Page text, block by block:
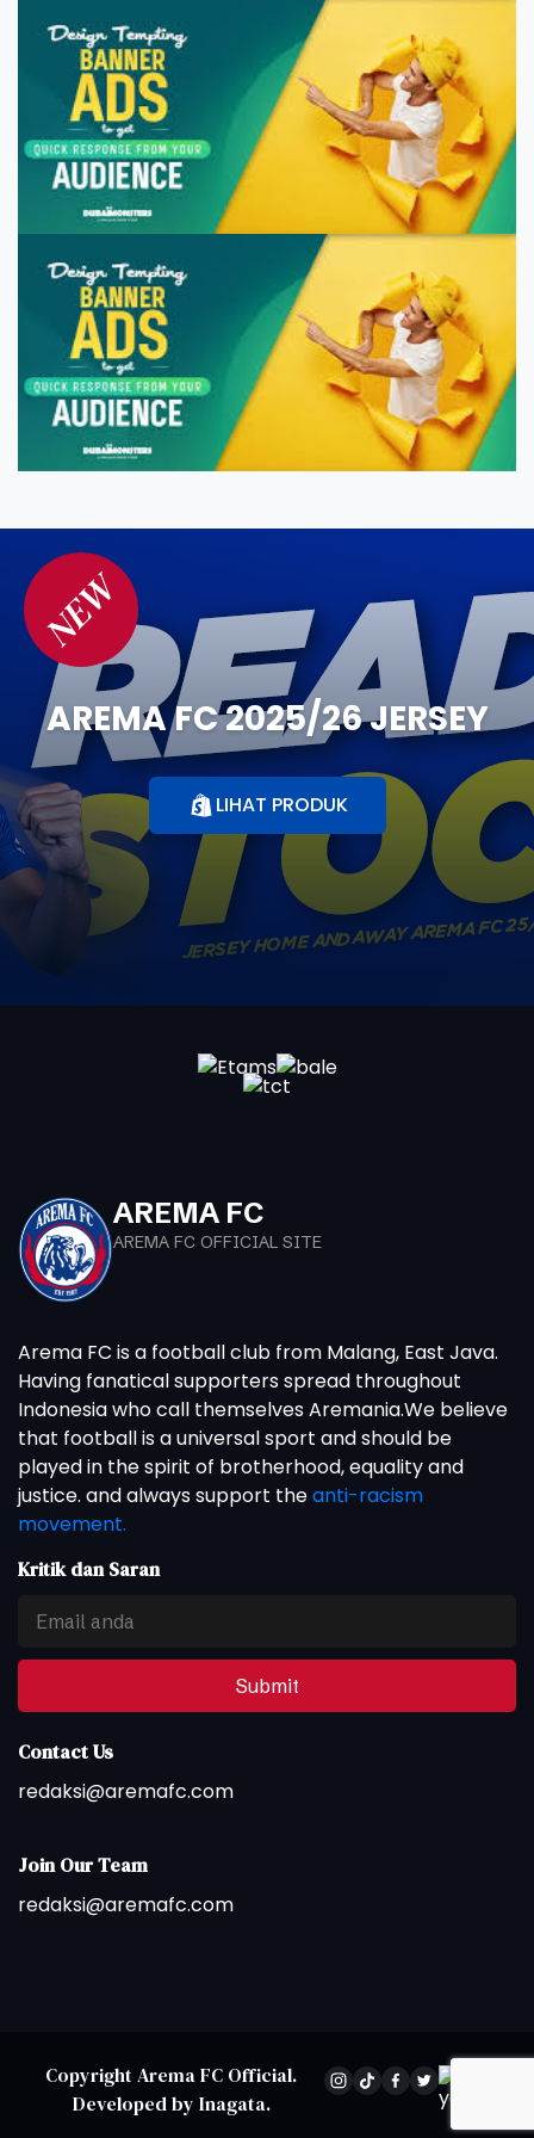
NEW
AREMA FC 2025/26 JERSEY
LIHAT PRODUK
AREMA FC
AREMA FC OFFICIAL SITE
Arema FC is a football club from Malang, East Java.
Having fanatical supporters spread throughout
Indonesia who call themselves Aremania.We believe
that football is a universal sport and should be
played in the spirit of brotherhood, equality and
justice. and always support theanti-racism
movement.
Kritik dan Saran
Submit
Contact Us
redaksi@aremafc.com
Join Our Team
redaksi@aremafc.com
CopyrightArema FC Official.
Developed by Inagata.